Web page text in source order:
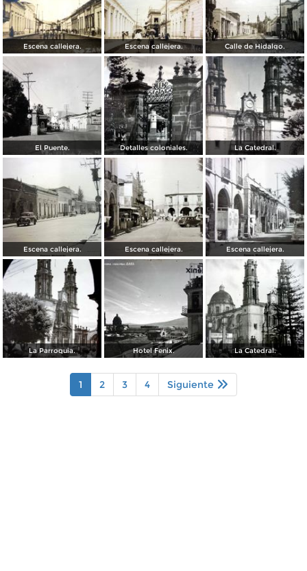
Escena callejera. Escena callejera. Calle de Hidalgo.
El Puente. Detalles coloniales. La Catedral.
Escena callejera. Escena callejera. Escena callejera.
La Parroquia. Hotel Fenix. La Catedral.
1 2 3 4 Siguiente